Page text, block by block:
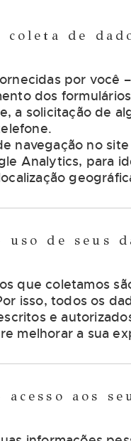
coleta de
por você
dos
a solicitação de
navegação no
Analytics, para
uso de seus
que coletamos
isso, todos os
e
melhorar a sua
acesso aos